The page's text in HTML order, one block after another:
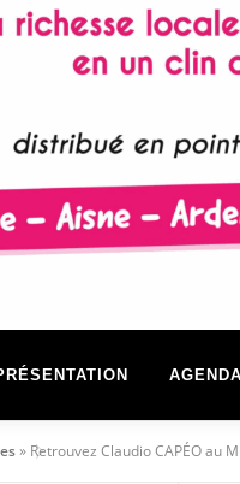
» Retrouvez Claudio CAPÉO au